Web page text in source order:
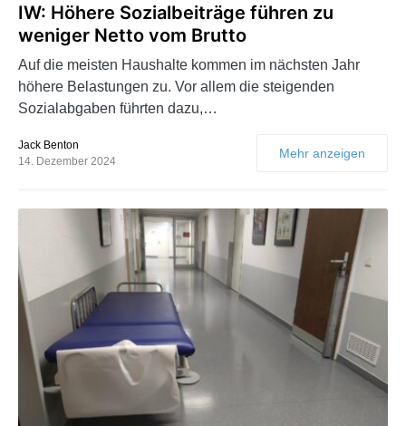
IW: Höhere Sozialbeiträge führen zu
weniger Netto vom Brutto
Auf die meisten Haushalte kommen im nächsten Jahr
höhere Belastungen zu. Vor allem die steigenden
Sozialabgaben führten dazu,…
Jack Benton
14. Dezember 2024
Mehr anzeigen